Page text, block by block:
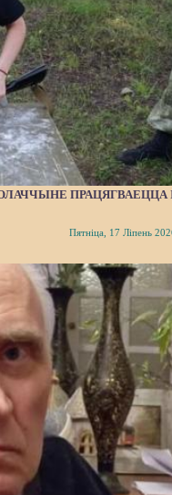
ПРАЦЯГВАЕЦЦА
Пятніца, 17 Ліпень